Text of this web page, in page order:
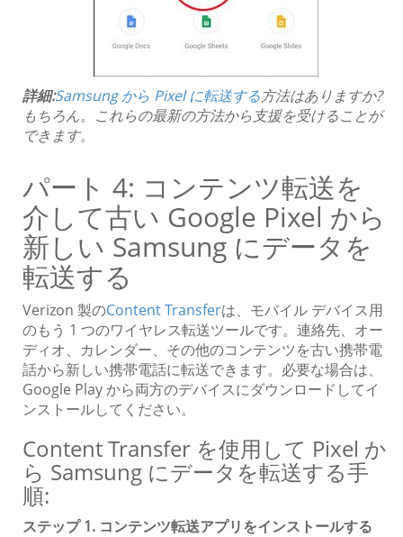
詳細:Samsung から Pixel に転送する方法はありますか?
もちろん。これらの最新の方法から支援を受けることが
できます。
パート 4: コンテンツ転送を
介して古い Google Pixel から
新しい Samsung にデータを
転送する
Verizon 製のContent Transferは、モバイル デバイス用
のもう 1 つのワイヤレス転送ツールです。連絡先、オー
ディオ、カレンダー、その他のコンテンツを古い携帯電
話から新しい携帯電話に転送できます。必要な場合は、
Google Play から両方のデバイスにダウンロードしてイ
ンストールしてください。
Content Transfer を使用して Pixel か
ら Samsung にデータを転送する手
順:
ステップ 1. コンテンツ転送アプリをインストールする